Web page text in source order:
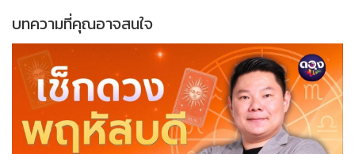
บทความที่คุณอาจสนใจ